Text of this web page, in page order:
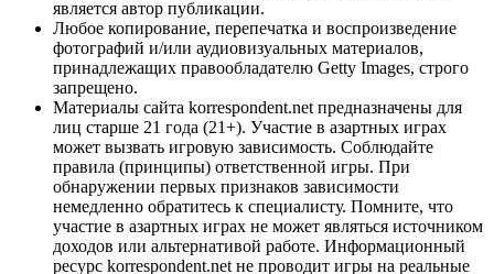
является автор публикации.
Любое копирование, перепечатка и воспроизведение
фотографий и/или аудиовизуальных материалов,
принадлежащих правообладателю Getty Images, строго
запрещено.
Материалы сайта korrespondent.net предназначены для
лиц старше 21 года (21+). Участие в азартных играх
может вызвать игровую зависимость. Соблюдайте
правила (принципы) ответственной игры. При
обнаружении первых признаков зависимости
немедленно обратитесь к специалисту. Помните, что
участие в азартных играх не может являться источником
доходов или альтернативой работе. Информационный
ресурс korrespondent.net не проводит игры на реальные